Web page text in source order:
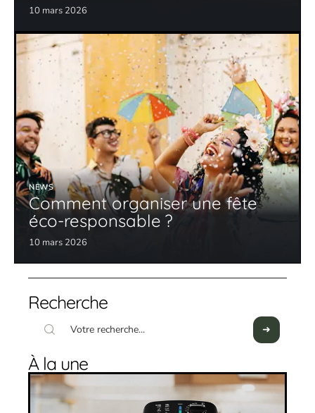
10 mars 2026
NEWS
Comment organiser une fête
éco-responsable ?
10 mars 2026
Recherche
À la une